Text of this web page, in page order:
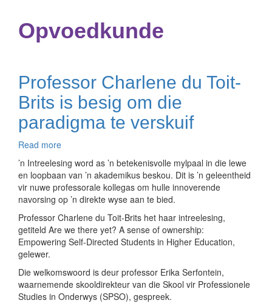
Opvoedkunde
Professor Charlene du Toit-
Brits is besig om die
paradigma te verskuif
Read more
Professor
Charlene
du
Toit-
Brits
is
besig
om
paradigma
te
verskuif
’n Intreelesing word as ’n betekenisvolle mylpaal in die lewe
en loopbaan van ’n akademikus beskou. Dit is ’n geleentheid
vir nuwe professorale kollegas om hulle innoverende
navorsing op ’n direkte wyse aan te bied.
Professor Charlene du Toit-Brits het haar intreelesing,
getiteld Are we there yet? A sense of ownership:
Empowering Self-Directed Students in Higher Education,
gelewer.
Die welkomswoord is deur professor Erika Serfontein,
waarnemende skooldirekteur van die Skool vir Professionele
Studies in Onderwys (SPSO), gespreek.